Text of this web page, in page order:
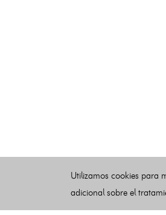
Utilizamos cookies para
adicional sobre el